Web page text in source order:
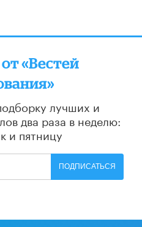
«Вестей
лучших и
два раза в неделю:
и пятницу
ПОДПИСАТЬСЯ